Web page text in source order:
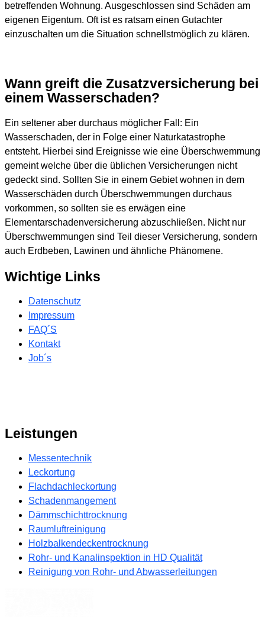
betreffenden Wohnung. Ausgeschlossen sind Schäden am
eigenen Eigentum. Oft ist es ratsam einen Gutachter
einzuschalten um die Situation schnellstmöglich zu klären.
Wann greift die Zusatzversicherung bei
einem Wasserschaden?
Ein seltener aber durchaus möglicher Fall: Ein
Wasserschaden, der in Folge einer Naturkatastrophe
entsteht. Hierbei sind Ereignisse wie eine Überschwemmung
gemeint welche über die üblichen Versicherungen nicht
gedeckt sind. Sollten Sie in einem Gebiet wohnen in dem
Wasserschäden durch Überschwemmungen durchaus
vorkommen, so sollten sie es erwägen eine
Elementarschadenversicherung abzuschließen. Nicht nur
Überschwemmungen sind Teil dieser Versicherung, sondern
auch Erdbeben, Lawinen und ähnliche Phänomene.
Wichtige Links
Datenschutz
Impressum
FAQ´S
Kontakt
Job´s
Leistungen
Messentechnik
Leckortung
Flachdachleckortung
Schadenmangement
Dämmschichttrocknung
Raumluftreinigung
Holzbalkendeckentrocknung
Rohr- und Kanalinspektion in HD Qualität
Reinigung von Rohr- und Abwasserleitungen